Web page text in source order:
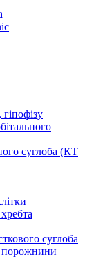
суглоба (КТ
суглоба
порожнини